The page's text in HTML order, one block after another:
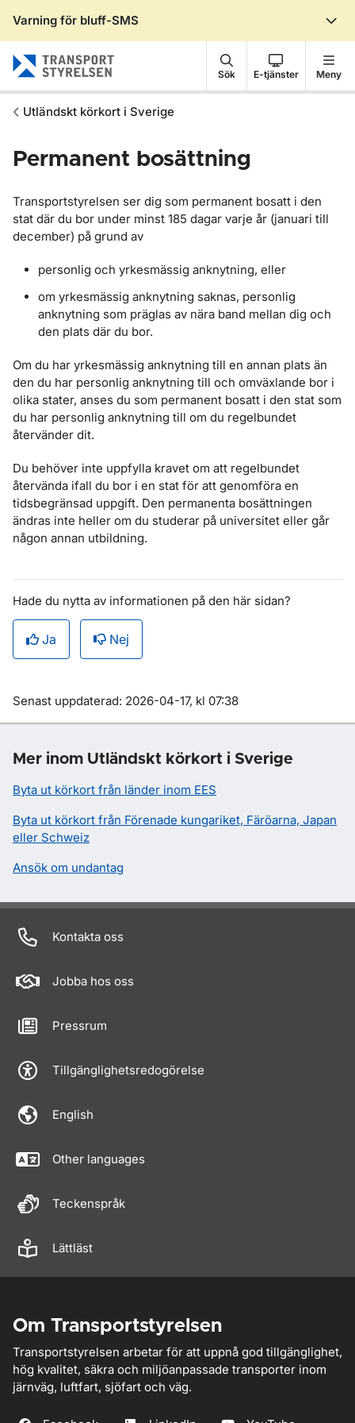
Varning för bluff-SMS
Sök E-tjänster Meny
Utländskt körkort i Sverige
Permanent bosättning
Transportstyrelsen ser dig som permanent bosatt i den
stat där du bor under minst 185 dagar varje år (januari till
december) på grund av
personlig och yrkesmässig anknytning, eller
om yrkesmässig anknytning saknas, personlig
anknytning som präglas av nära band mellan dig och
den plats där du bor.
Om du har yrkesmässig anknytning till en annan plats än
den du har personlig anknytning till och omväxlande bor i
olika stater, anses du som permanent bosatt i den stat som
du har personlig anknytning till om du regelbundet
återvänder dit.
Du behöver inte uppfylla kravet om att regelbundet
återvända ifall du bor i en stat för att genomföra en
tidsbegränsad uppgift. Den permanenta bosättningen
ändras inte heller om du studerar på universitet eller går
någon annan utbildning.
Hade du nytta av informationen på den här sidan?
Ja Nej
Om sidan
Senast uppdaterad: 2026-04-17, kl 07:38
Mer inom Utländskt körkort i Sverige
Byta ut körkort från länder inom EES
Byta ut körkort från Förenade kungariket, Färöarna, Japan
eller Schweiz
Ansök om undantag
Kontakta oss
Jobba hos oss
Pressrum
Tillgänglighetsredogörelse
English
Other languages
Teckenspråk
Lättläst
Om Transportstyrelsen
Transportstyrelsen arbetar för att uppnå god tillgänglighet,
hög kvalitet, säkra och miljöanpassade transporter inom
järnväg, luftfart, sjöfart och väg.